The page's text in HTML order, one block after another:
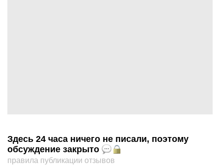
Здесь 24 часа ничего не писали, поэтому
обсуждение закрыто
правила публикации отзывов